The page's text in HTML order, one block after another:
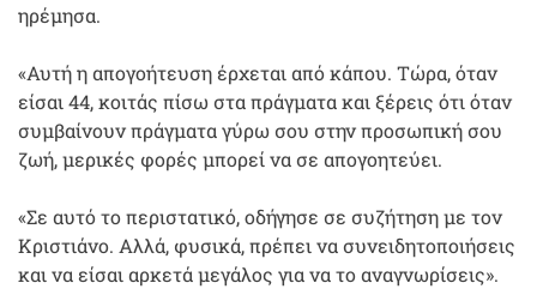
ηρέμησα.
«Αυτή η απογοήτευση έρχεται από κάπου. Τώρα, όταν
είσαι 44, κοιτάς πίσω στα πράγματα και ξέρεις ότι όταν
συμβαίνουν πράγματα γύρω σου στην προσωπική σου
ζωή, μερικές φορές μπορεί να σε απογοητεύει.
«Σε αυτό το περιστατικό, οδήγησε σε συζήτηση με τον
Κριστιάνο. Αλλά, φυσικά, πρέπει να συνειδητοποιήσεις
και να είσαι αρκετά μεγάλος για να το αναγνωρίσεις».